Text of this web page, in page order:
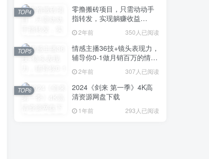
零撸搬砖项目，只需动动手
指转发，实现躺赚收益
2年前 350人已阅读
TOP4
情感主播36技+镜头表现力，
辅导你0-1做月销百万的情感
2年前 307人已阅读
TOP5
2024《剑来 第一季》4K高
清资源网盘下载
1年前 293人已阅读
TOP6